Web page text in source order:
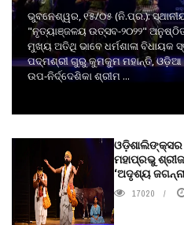
ଭୁବନେଶ୍ୱର, ୧୫/୦୫ (ନି.ପ୍ର.):
"ନୃତ୍ୟାଞ୍ଜଳୟ ଉତ୍ସବ-୨୦୨୨"
ମୁଖ୍ୟ ଅତିଥି ଭାବେ ଧର୍ମଶାଳା ବିଧାୟକ
ପଦ୍ମଶ୍ରୀ ଗୁରୁ କୁମକୁମ ମହାନ୍ତି, ଓଡ଼ିଆ
ଉପ-ନିର୍ଦ୍ଦେଶିକା ଶ୍ରୀମ ...
ଓଡ଼ିଶାଲିଙ୍କ୍ସର
ମହାପ୍ରଭୁ
‘ଅଦୃଶ୍ୟ
17020